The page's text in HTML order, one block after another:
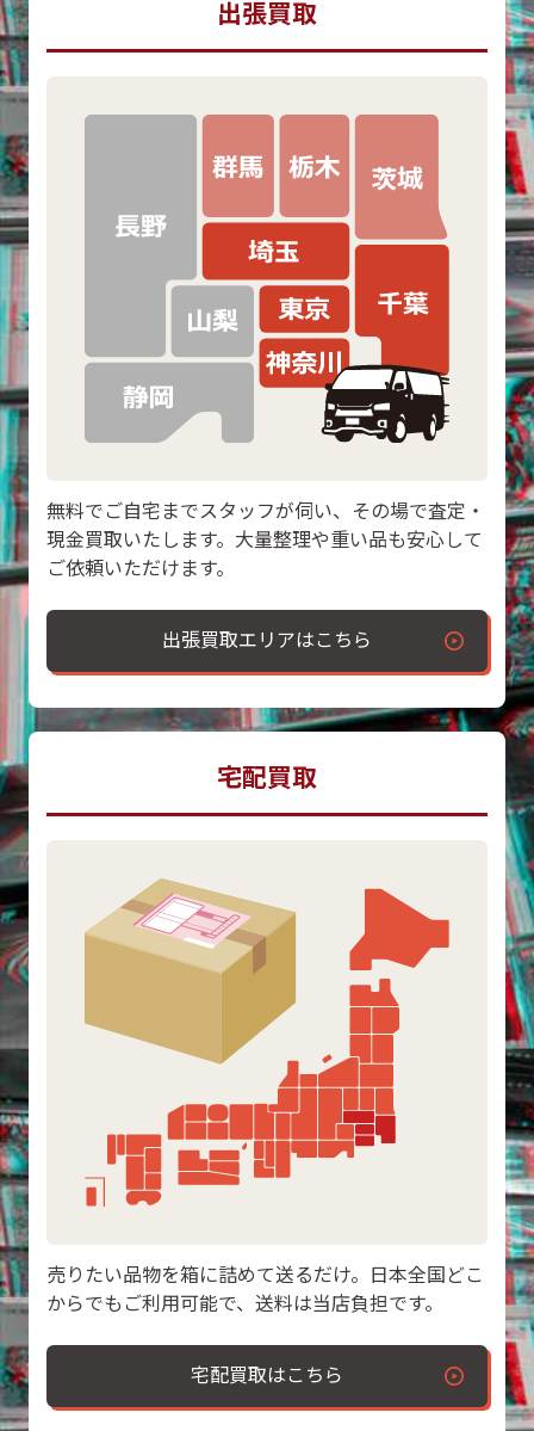
出張買取
無料でご自宅までスタッフが伺い、その場で査定・
現金買取いたします。大量整理や重い品も安心して
ご依頼いただけます。
出張買取エリアはこちら
宅配買取
売りたい品物を箱に詰めて送るだけ。日本全国どこ
からでもご利用可能で、送料は当店負担です。
宅配買取はこちら